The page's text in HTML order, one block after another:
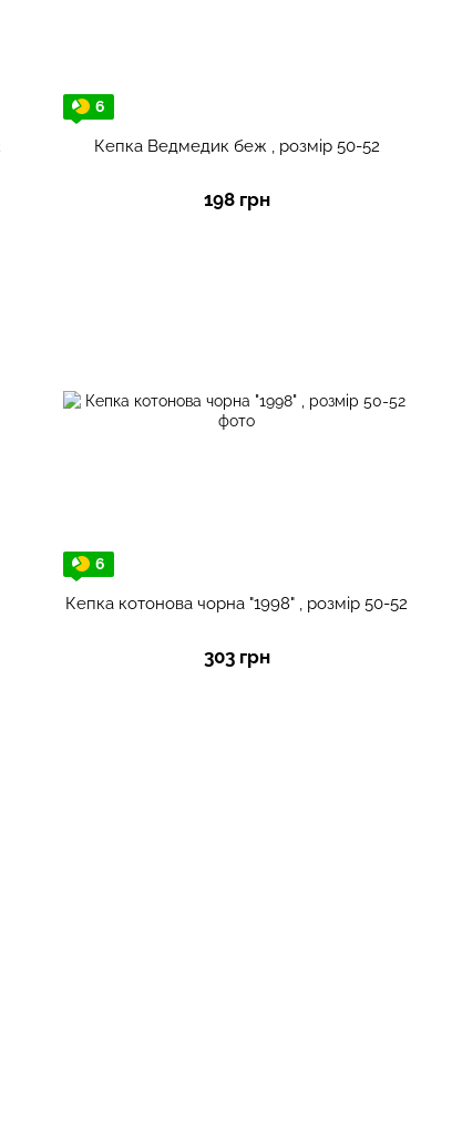
6
Кепка Ведмедик беж , розмір 50-52
198 грн
6
Кепка котонова чорна "1998" , розмір 50-52
303 грн